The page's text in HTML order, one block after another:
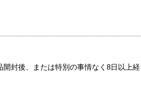
封後、または特別の事情なく8日以上経